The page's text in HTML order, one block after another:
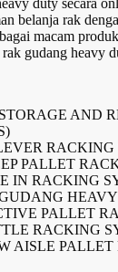
duty secara
belanja rak
macam
gudang heavy
AND
RACKING
PALLET
IN RACKING
PALLET
RACKING
AISLE